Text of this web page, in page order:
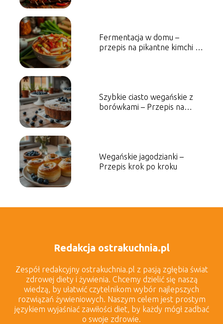
Fermentacja w domu –
przepis na pikantne kimchi i
Szybkie ciasto wegańskie z
borówkami – Przepis na
Wegańskie jagodzianki –
Przepis krok po kroku
Redakcja ostrakuchnia.pl
Zespół redakcyjny ostrakuchnia.pl z pasją zgłębia świat
zdrowej diety i żywienia. Chcemy dzielić się naszą
wiedzą, by ułatwić czytelnikom wybór najlepszych
rozwiązań żywieniowych. Naszym celem jest prostym
językiem wyjaśniać zawiłości diet, by każdy mógł zadbać
o swoje zdrowie.